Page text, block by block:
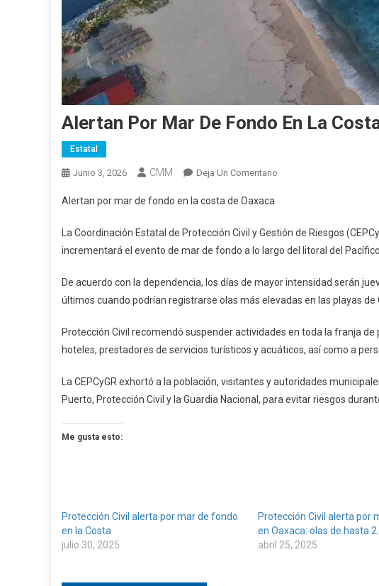
Alertan Por Mar De Fondo En La
Estatal
Junio 3, 2026 CMM Deja Un Comentario
De
Fondo
La
Costa
Oaxaca
Alertan por mar de fondo en la costa de Oaxaca
La Coordinación Estatal de Protección Civil y Gestión de Riesgos
incrementará el evento de mar de fondo a lo largo del litoral del
De acuerdo con la dependencia, los días de mayor intensidad serán
últimos cuando podrían registrarse olas más elevadas en las playas de
Protección Civil recomendó suspender actividades en toda la franja
hoteles, prestadores de servicios turísticos y acuáticos, así como a
La CEPCyGR exhortó a la población, visitantes y autoridades
Puerto, Protección Civil y la Guardia Nacional, para evitar riesgos
Me gusta esto:
Protección Civil alerta por mar de fondo
en la Costa
julio 30, 2025
Protección Civil alerta por
en Oaxaca: olas de hasta
abril 25, 2025